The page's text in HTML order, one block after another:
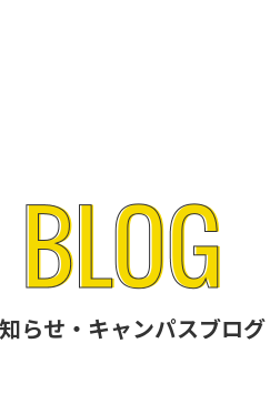
らせ・キャンパスブログ